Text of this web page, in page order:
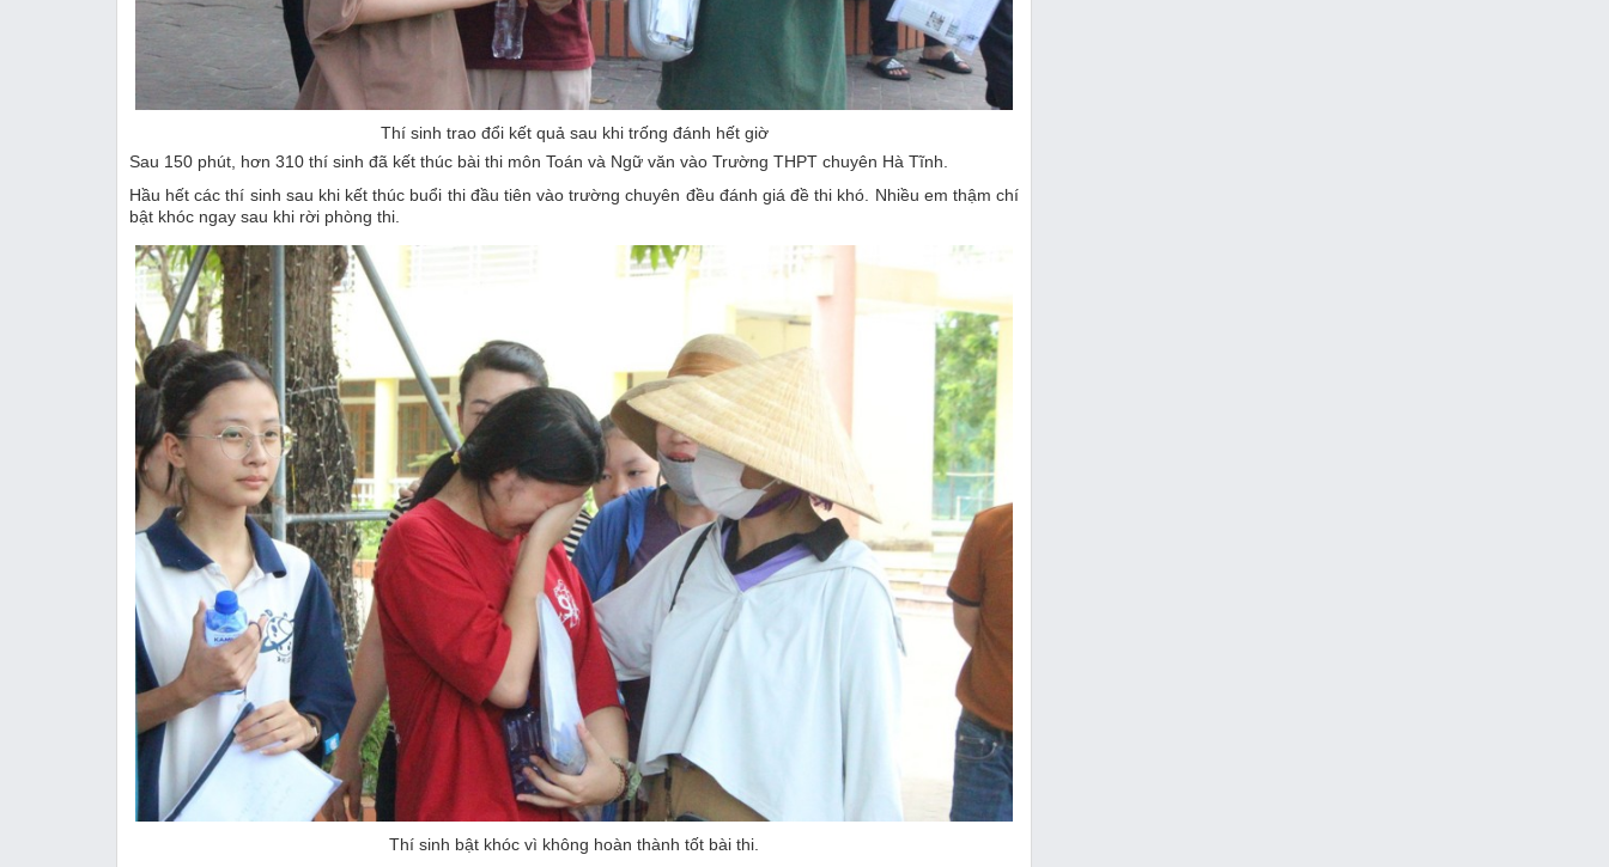
Thí sinh trao đổi kết quả sau khi trống đánh hết giờ
Sau 150 phút, hơn 310 thí sinh đã kết thúc bài thi môn Toán và Ngữ văn vào Trường THPT chuyên Hà Tĩnh.
Hầu hết các thí sinh sau khi kết thúc buổi thi đầu tiên vào trường chuyên đều đánh giá đề thi khó. Nhiều em thậm chí
bật khóc ngay sau khi rời phòng thi.
Thí sinh bật khóc vì không hoàn thành tốt bài thi.